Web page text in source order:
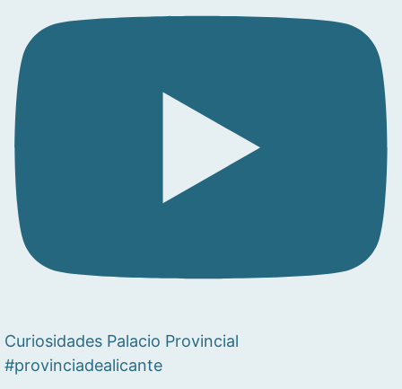
Curiosidades Palacio Provincial
#provinciadealicante